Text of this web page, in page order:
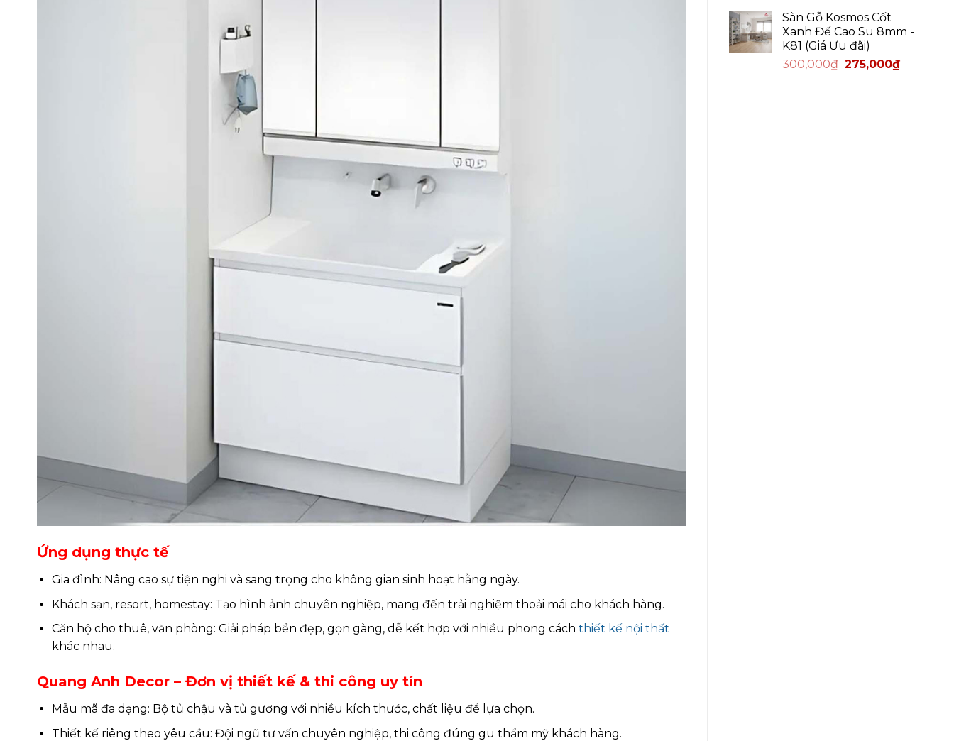
Sàn Gỗ Kosmos Cốt
Xanh Đế Cao Su 8mm -
K81 (Giá Ưu đãi)
300,000₫ 275,000₫
Ứng dụng thực tế
Gia đình: Nâng cao sự tiện nghi và sang trọng cho không gian sinh hoạt hằng ngày.
Khách sạn, resort, homestay: Tạo hình ảnh chuyên nghiệp, mang đến trải nghiệm thoải mái cho khách hàng.
Căn hộ cho thuê, văn phòng: Giải pháp bền đẹp, gọn gàng, dễ kết hợp với nhiều phong cách thiết kế nội thất
khác nhau.
Quang Anh Decor – Đơn vị thiết kế & thi công uy tín
Mẫu mã đa dạng: Bộ tủ chậu và tủ gương với nhiều kích thước, chất liệu để lựa chọn.
Thiết kế riêng theo yêu cầu: Đội ngũ tư vấn chuyên nghiệp, thi công đúng gu thẩm mỹ khách hàng.